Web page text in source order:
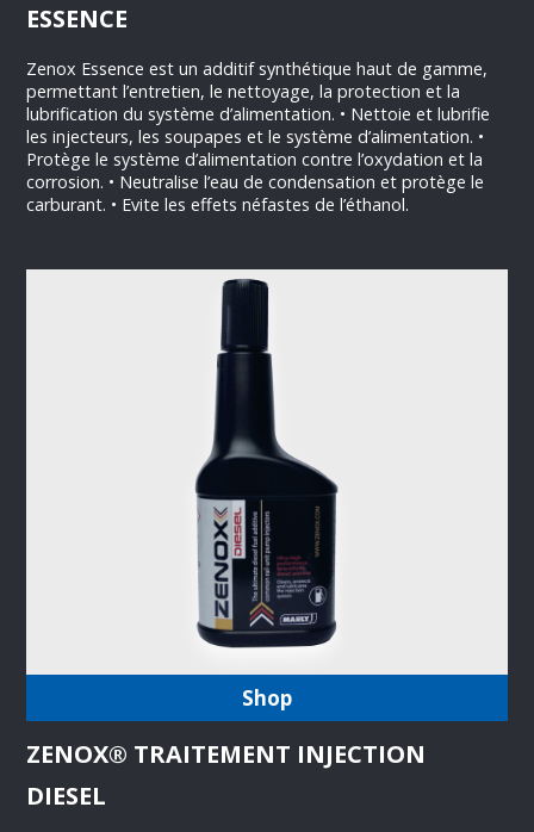
ESSENCE
Zenox Essence est un additif synthétique haut de gamme,
permettant l’entretien, le nettoyage, la protection et la
lubrification du système d’alimentation. • Nettoie et lubrifie
les injecteurs, les soupapes et le système d’alimentation. •
Protège le système d’alimentation contre l’oxydation et la
corrosion. • Neutralise l’eau de condensation et protège le
carburant. • Evite les effets néfastes de l’éthanol.
Shop
ZENOX® TRAITEMENT INJECTION
DIESEL